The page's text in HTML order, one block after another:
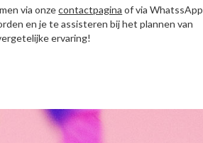
via onzecontactpagina of via WhatssApp
en je te assisteren bij het plannen van
ervaring!